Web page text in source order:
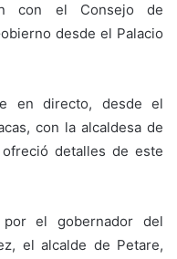
con el Consejo de
desde el Palacio
en directo, desde el
con la alcaldesa de
detalles de este
por el gobernador del
el alcalde de Petare,